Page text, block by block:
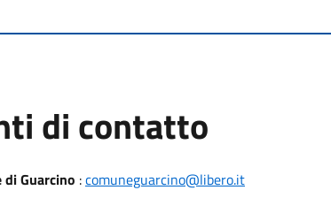
di contatto
di Guarcino :comuneguarcino@libero.it